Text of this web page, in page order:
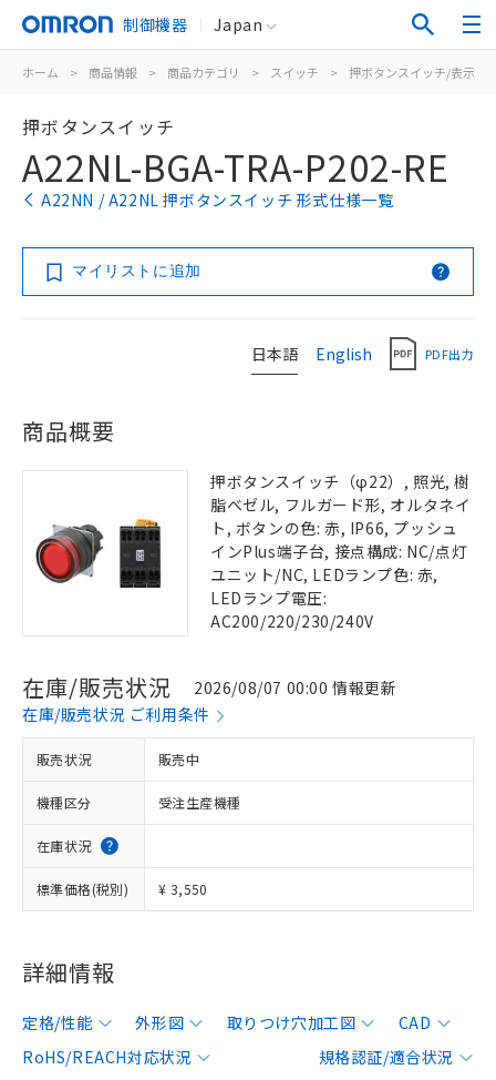
制御機器 Japan
ホーム > 商品情報 > 商品カテゴリ > スイッチ > 押ボタンスイッチ/表示灯
押ボタンスイッチ
A22NL-BGA-TRA-P202-RE
A22NN / A22NL 押ボタンスイッチ 形式仕様一覧
マイリストに追加
日本語 English PDF出力
商品概要
押ボタンスイッチ（φ22）, 照光, 樹
脂ベゼル, フルガード形, オルタネイ
ト, ボタンの色: 赤, IP66, プッシュ
インPlus端子台, 接点構成: NC/点灯
ユニット/NC, LEDランプ色: 赤,
LEDランプ電圧:
AC200/220/230/240V
在庫/販売状況
2026/08/07 00:00 情報更新
在庫/販売状況 ご利用条件
販売状況 販売中
機種区分 受注生産機種
在庫状況
標準価格(税別) ¥ 3,550
詳細情報
定格/性能 外形図 取りつけ穴加工図
CAD
RoHS/REACH対応状況
規格認証/適合状況